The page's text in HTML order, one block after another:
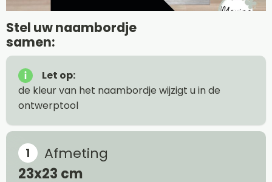
Stel uw naambordje
samen:
Let op:
de kleur van het naambordje wijzigt u in de
ontwerptool
Afmeting
23x23 cm